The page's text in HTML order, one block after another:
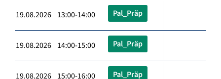
19.08.2026 13:00-14:00 Pal_Präp
19.08.2026 14:00-15:00 Pal_Präp
19.08.2026 15:00-16:00 Pal_Präp